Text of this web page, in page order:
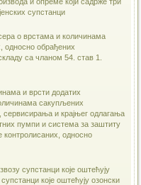
супстанци
о врстама и количинама
односно обрађених
са чланом 54. став 1.
и врсти додатих
сакупљених
и крајњег одлагања
пумпи и система за заштиту
контролисаних, односно
супстанци које оштећују
које оштећују озонски